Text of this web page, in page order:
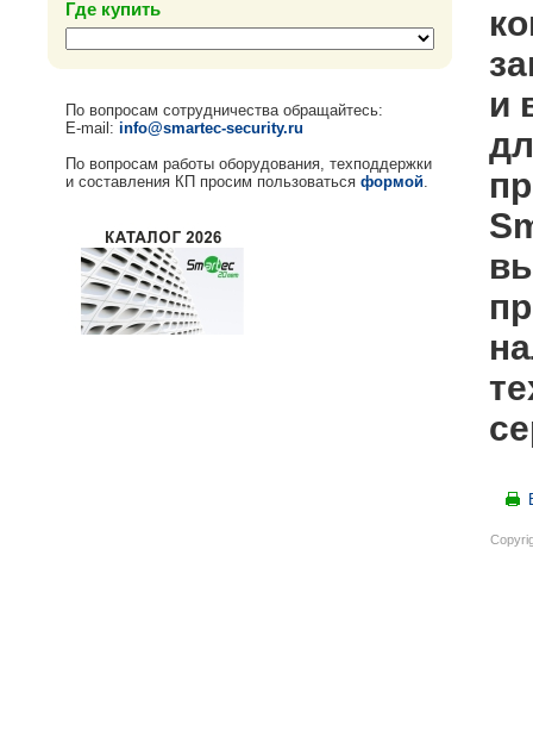
Где купить
По вопросам сотрудничества обращайтесь:
E-mail: info@smartec-security.ru
По вопросам работы оборудования, техподдержки
и составления КП просим пользоваться формой
и